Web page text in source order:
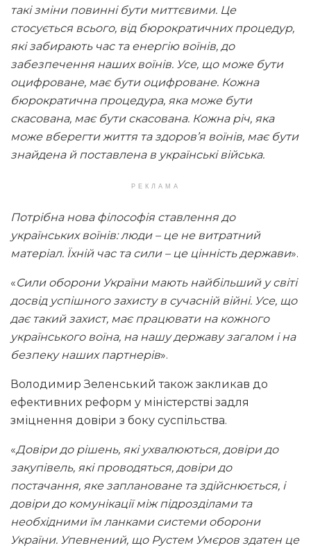
такі зміни повинні бути миттєвими. Це
стосується всього, від бюрократичних процедур,
які забирають час та енергію воїнів, до
забезпечення наших воїнів. Усе, що може бути
оцифроване, має бути оцифроване. Кожна
бюрократична процедура, яка може бути
скасована, має бути скасована. Кожна річ, яка
може вберегти життя та здоров’я воїнів, має бути
знайдена й поставлена в українські війська.
РЕКЛАМА
Потрібна нова філософія ставлення до
українських воїнів: люди – це не витратний
матеріал. Їхній час та сили – це цінність держави».
«Сили оборони України мають найбільший у світі
досвід успішного захисту в сучасній війні. Усе, що
дає такий захист, має працювати на кожного
українського воїна, на нашу державу загалом і на
безпеку наших партнерів».
Володимир Зеленський також закликав до
ефективних реформ у міністерстві задля
зміцнення довіри з боку суспільства.
«Довіри до рішень, які ухвалюються, довіри до
закупівель, які проводяться, довіри до
постачання, яке заплановане та здійснюється, і
довіри до комунікації між підрозділами та
необхідними їм ланками системи оборони
України. Упевнений, що Рустем Умєров здатен це